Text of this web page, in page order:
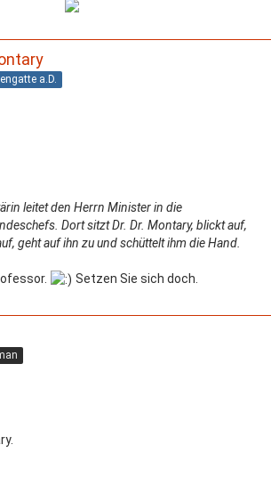
a.D.
leitet den Herrn Minister in die
Dort sitzt Dr. Dr. Montary, blickt auf,
geht auf ihn zu und schüttelt ihm die Hand.
Setzen Sie sich doch.